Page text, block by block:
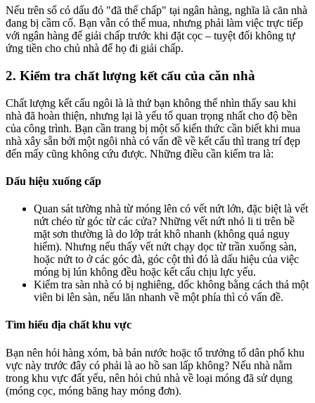
Nếu trên sổ có dấu đỏ "đã thế chấp" tại ngân hàng, nghĩa là căn nhà
đang bị cầm cố. Bạn vẫn có thể mua, nhưng phải làm việc trực tiếp
với ngân hàng để giải chấp trước khi đặt cọc – tuyệt đối không tự
ứng tiền cho chủ nhà để họ đi giải chấp.
2. Kiểm tra chất lượng kết cấu của căn nhà
Chất lượng kết cấu ngôi là là thứ bạn không thể nhìn thấy sau khi
nhà đã hoàn thiện, nhưng lại là yếu tố quan trọng nhất cho độ bền
của công trình. Bạn cần trang bị một số kiến thức cần biết khi mua
nhà xây sẵn bởi một ngôi nhà có vấn đề về kết cấu thì trang trí đẹp
đến mấy cũng không cứu được. Những điều cần kiểm tra là:
Dấu hiệu xuống cấp
Quan sát tường nhà từ móng lên có vết nứt lớn, đặc biệt là vết
nứt chéo từ góc từ các cửa? Những vết nứt nhỏ li ti trên bề
mặt sơn thường là do lớp trát khô nhanh (không quá nguy
hiểm). Nhưng nếu thấy vết nứt chạy dọc từ trần xuống sàn,
hoặc nứt to ở các góc đà, góc cột thì đó là dấu hiệu của việc
móng bị lún không đều hoặc kết cấu chịu lực yếu.
Kiểm tra sàn nhà có bị nghiêng, dốc không bằng cách thả một
viên bi lên sàn, nếu lăn nhanh về một phía thì có vấn đề.
Tìm hiểu địa chất khu vực
Bạn nên hỏi hàng xóm, bà bán nước hoặc tổ trưởng tổ dân phố khu
vực này trước đây có phải là ao hồ san lấp không? Nếu nhà nằm
trong khu vực đất yếu, nên hỏi chủ nhà về loại móng đã sử dụng
(móng cọc, móng băng hay móng đơn).